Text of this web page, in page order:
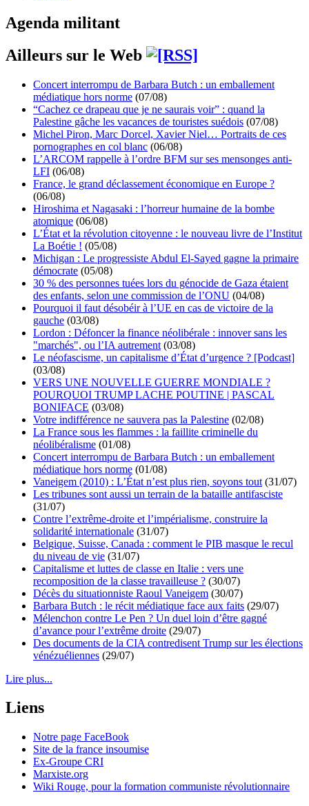
Agenda militant
Ailleurs sur le Web
Concert interrompu de Barbara Butch : un emballement
médiatique hors norme (07/08)
“Cachez ce drapeau que je ne saurais voir” : quand la
Palestine gâche les vacances de touristes suédois (07/08)
Michel Piron, Marc Dorcel, Xavier Niel… Portraits de ces
pornographes en col blanc (06/08)
L’ARCOM rappelle à l’ordre BFM sur ses mensonges anti-
LFI (06/08)
France, le grand déclassement économique en Europe ?
(06/08)
Hiroshima et Nagasaki : l’horreur humaine de la bombe
atomique (06/08)
L’État et la révolution citoyenne : le nouveau livre de l’Institut
La Boétie ! (05/08)
Michigan : Le progressiste Abdul El-Sayed gagne la primaire
démocrate (05/08)
30 % des personnes tuées lors du génocide de Gaza étaient
des enfants, selon une commission de l’ONU (04/08)
Pourquoi il faut désobéir à l’UE en cas de victoire de la
gauche (03/08)
Lordon : Défoncer la finance néolibérale : innover sans les
"marchés", ou l’IA autrement (03/08)
Le néofascisme, un capitalisme d’État d’urgence ? [Podcast]
(03/08)
VERS UNE NOUVELLE GUERRE MONDIALE ?
POURQUOI TRUMP LACHE POUTINE | PASCAL
BONIFACE (03/08)
Votre indifférence ne sauvera pas la Palestine (02/08)
La France sous les flammes : la faillite criminelle du
néolibéralisme (01/08)
Concert interrompu de Barbara Butch : un emballement
médiatique hors norme (01/08)
Vaneigem (2010) : L’État n’est plus rien, soyons tout (31/07)
Les tribunes sont aussi un terrain de la bataille antifasciste
(31/07)
Contre l’extrême-droite et l’impérialisme, construire la
solidarité internationale (31/07)
Belgique, Suisse, Canada : comment le PIB masque le recul
du niveau de vie (31/07)
Capitalisme et luttes de classe en Italie : vers une
recomposition de la classe travailleuse ? (30/07)
Décès du situationniste Raoul Vaneigem (30/07)
Barbara Butch : le récit médiatique face aux faits (29/07)
Mélenchon contre Le Pen ? Un duel loin d’être gagné
d’avance pour l’extrême droite (29/07)
Des documents de la CIA contredisent Trump sur les élections
vénézuéliennes (29/07)
Lire plus...
Liens
Notre page FaceBook
Site de la france insoumise
Ex-Groupe CRI
Marxiste.org
Wiki Rouge, pour la formation communiste révolutionnaire